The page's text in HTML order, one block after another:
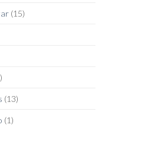
(15)
(13)
(1)